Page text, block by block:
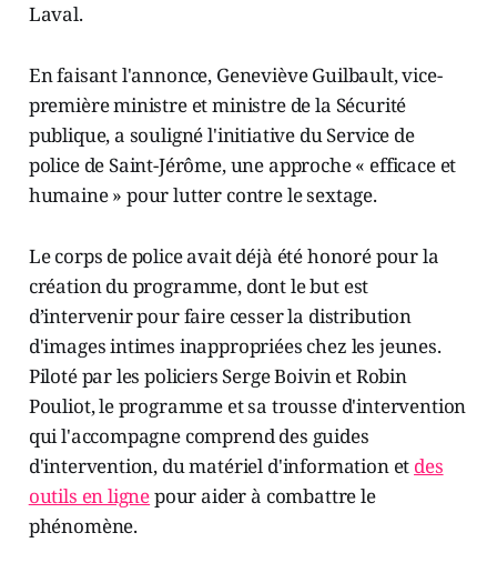
Laval.
En faisant l'annonce, Geneviève Guilbault, vice-
première ministre et ministre de la Sécurité
publique, a souligné l'initiative du Service de
police de Saint-Jérôme, une approche « efficace et
humaine » pour lutter contre le sextage.
Le corps de police avait déjà été honoré pour la
création du programme, dont le but est
d’intervenir pour faire cesser la distribution
d'images intimes inappropriées chez les jeunes.
Piloté par les policiers Serge Boivin et Robin
Pouliot, le programme et sa trousse d'intervention
qui l'accompagne comprend des guides
d'intervention, du matériel d'information et des
outils en lignepour aider à combattre le
phénomène.